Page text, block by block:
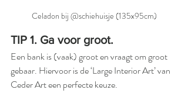
Celadon bij @schiehuisje (135x95cm)
TIP 1. Ga voor groot.
Een bank is (vaak) groot en vraagt om groot
gebaar. Hiervoor is de ‘Large Interior Art’ van
Ceder Art een perfecte keuze.